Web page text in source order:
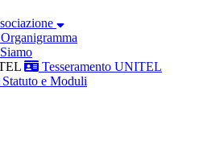
Organigramma
Tesseramento UNITEL
Statuto e Moduli